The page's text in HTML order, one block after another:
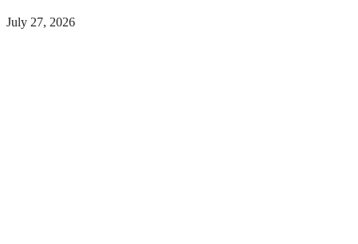
July 27, 2026